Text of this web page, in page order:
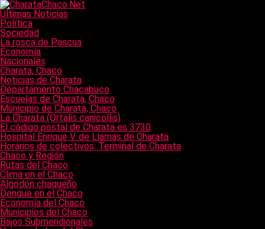
Últimas Noticias
Política
Sociedad
La rosca de Pascua
Economía
Nacionales
Charata, Chaco
Noticias de Charata
Departamento Chacabuco
Escuelas de Charata, Chaco
Municipio de Charata, Chaco
La Charata (Ortalis canicollis)
El código postal de Charata es 3730
Hospital Enrique V. de Llamas de Charata
Horarios de colectivos: Terminal de Charata
Chaco y Región
Rutas del Chaco
Clima en el Chaco
Algodón chaqueño
Dengue en el Chaco
Economía del Chaco
Municipios del Chaco
Bajos Submeridionales